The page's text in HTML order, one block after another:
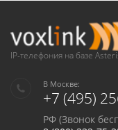
Я даю согласие на
в соответствии с
данных
IP-телефония на базе
В Москве:
+7 (495)
РФ (Звонок